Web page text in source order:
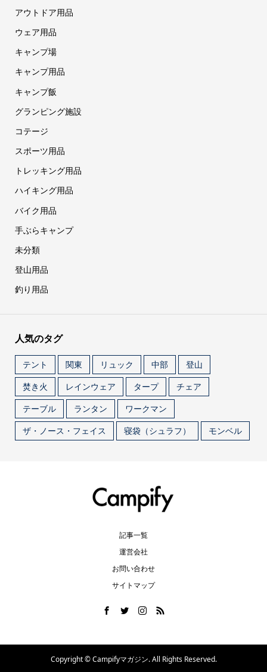
アウトドア用品
ウェア用品
キャンプ場
キャンプ用品
キャンプ飯
グランピング施設
コテージ
スポーツ用品
トレッキング用品
ハイキング用品
バイク用品
手ぶらキャンプ
未分類
登山用品
釣り用品
人気のタグ
テント 関東 リュック 中部
登山
焚き火
レインウェア タープ
チェア
テーブル
ランタン
ワークマン
ザ・ノース・フェイス
寝袋（シュラフ） モンベル
記事一覧
運営会社
お問い合わせ
サイトマップ
Copyright ©Campifyマガジン. All Rights Reserved.